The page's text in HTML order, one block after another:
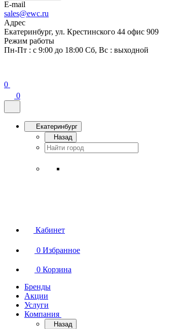
E-mail
sales@ewc.ru
Адрес
Екатеринбург, ул. Крестинского 44 офис 909
Режим работы
Пн-Пт : с 9:00 до 18:00 Сб, Вс : выходной
0
0
Екатеринбург
Назад
Кабинет
0 Избранное
0 Корзина
Бренды
Акции
Услуги
Компания
Назад